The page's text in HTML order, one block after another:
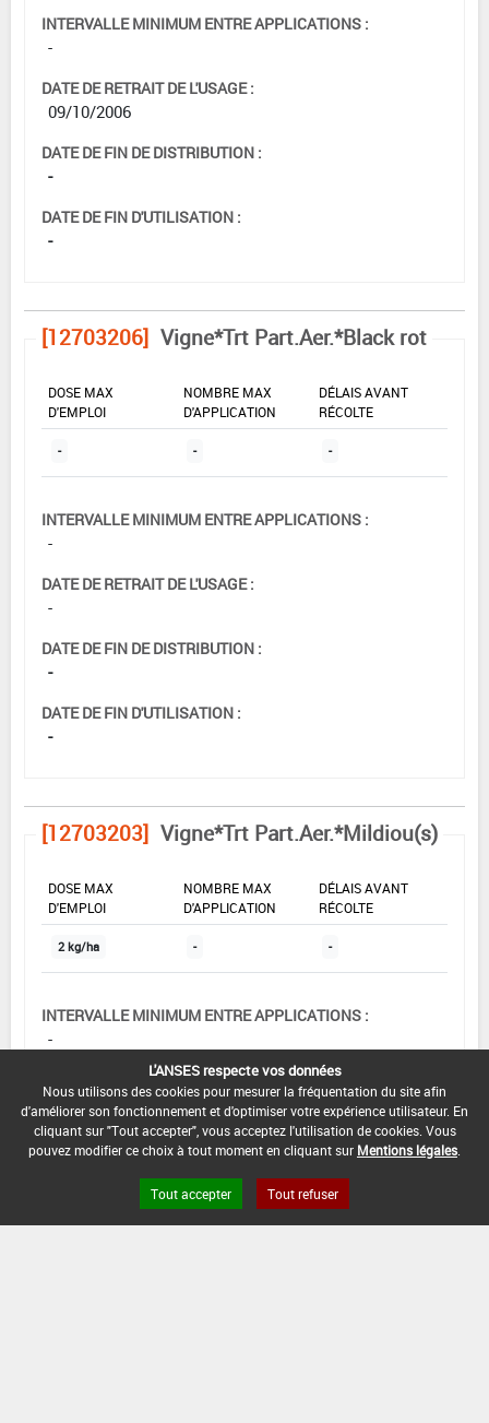
INTERVALLE MINIMUM ENTRE APPLICATIONS :
-
DATE DE RETRAIT DE L'USAGE :
09/10/2006
DATE DE FIN DE DISTRIBUTION :
-
DATE DE FIN D'UTILISATION :
-
[12703206] Vigne*Trt Part.Aer.*Black rot
DOSE MAX
D'EMPLOI
NOMBRE MAX
D'APPLICATION
DÉLAIS AVANT
RÉCOLTE
- - -
INTERVALLE MINIMUM ENTRE APPLICATIONS :
-
DATE DE RETRAIT DE L'USAGE :
-
DATE DE FIN DE DISTRIBUTION :
-
DATE DE FIN D'UTILISATION :
-
[12703203] Vigne*Trt Part.Aer.*Mildiou(s)
DOSE MAX
D'EMPLOI
NOMBRE MAX
D'APPLICATION
DÉLAIS AVANT
RÉCOLTE
2 kg/ha - -
INTERVALLE MINIMUM ENTRE APPLICATIONS :
-
DATE DE RETRAIT DE L'USAGE :
-
DATE DE FIN DE DISTRIBUTION :
DATE DE FIN D'UTILISATION :
-
L'ANSES respecte vos données
Nous utilisons des cookies pour mesurer la fréquentation du site afin
d'améliorer son fonctionnement et d'optimiser votre expérience utilisateur. En
cliquant sur "Tout accepter", vous acceptez l'utilisation de cookies. Vous
pouvez modifier ce choix à tout moment en cliquant sur Mentions légales
Tout accepter Tout refuser